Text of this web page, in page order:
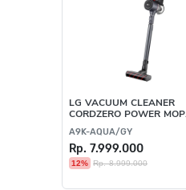
LG VACUUM CLEANER
CORDZERO POWER MOP
IRON GREY
A9K-AQUA/GY
Rp. 7.999.000
12% Rp. 8.999.000